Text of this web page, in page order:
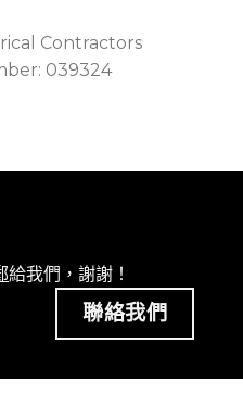
Contractors
039324
給我們，謝謝！
聯絡我們